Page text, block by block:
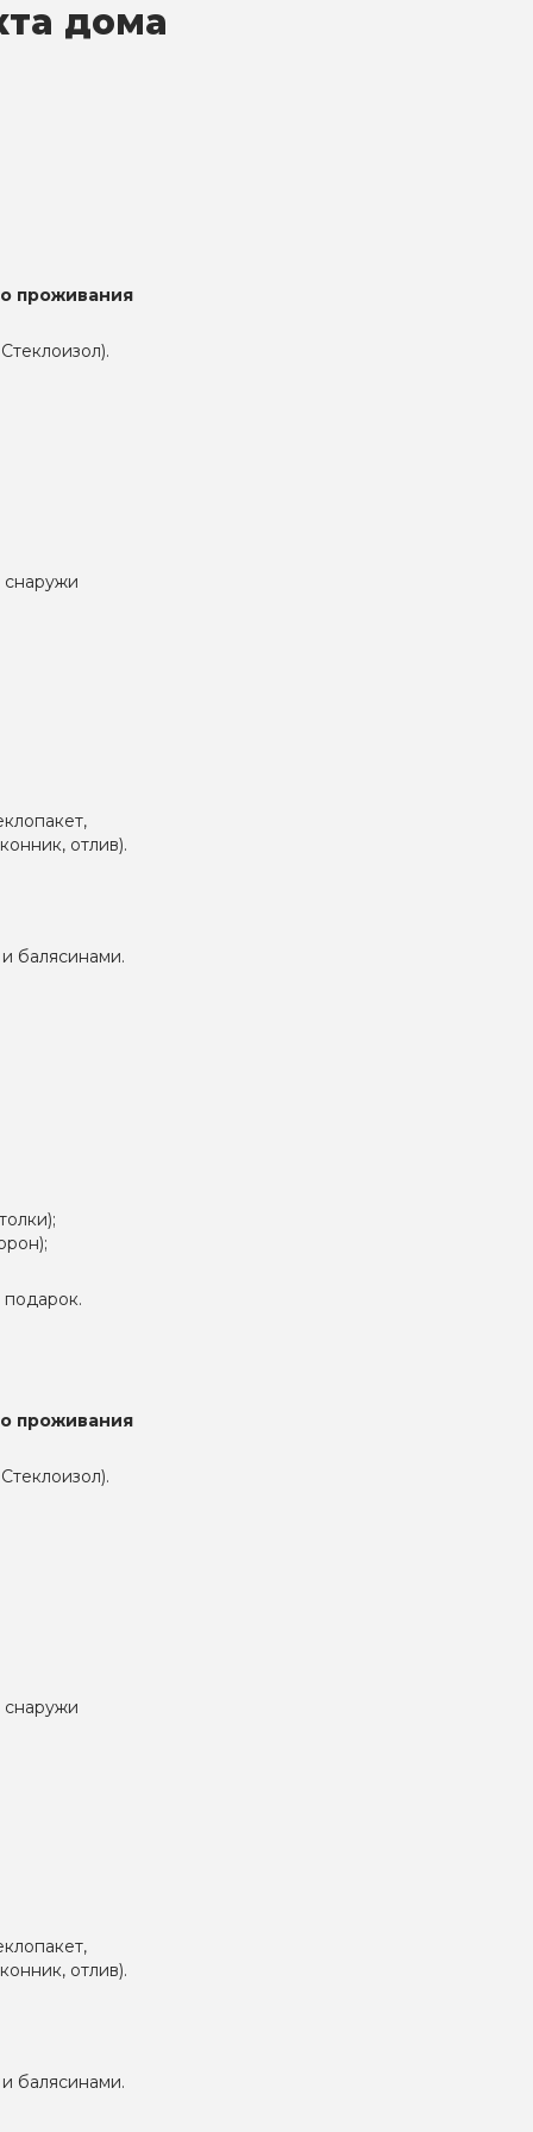
дома
проживания
снаружи
отлив).
балясинами.
подарок.
проживания
снаружи
отлив).
балясинами.